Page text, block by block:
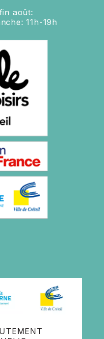
août:
11h-19h
Ville de Creteil